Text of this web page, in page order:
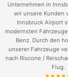
Unternehmen in
wir unsere Kunden
Innsbruck Airport
modernsten
Benz. Durch den
unserer Fahrzeuge
nach Riscone /
Flug.